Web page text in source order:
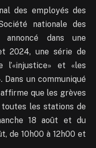
des employés des
nationale des
dans une
2024, une série de
et «les
un communiqué
que les grèves
toutes les stations de
18 août et du
de 10h00 à 12h00 et